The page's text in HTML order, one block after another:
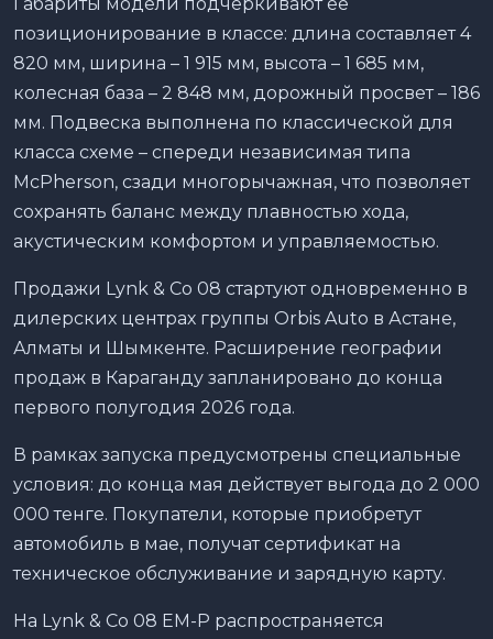
Габариты модели подчеркивают ее
позиционирование в классе: длина составляет 4
820 мм, ширина – 1 915 мм, высота – 1 685 мм,
колесная база – 2 848 мм, дорожный просвет – 186
мм. Подвеска выполнена по классической для
класса схеме – спереди независимая типа
McPherson, сзади многорычажная, что позволяет
сохранять баланс между плавностью хода,
акустическим комфортом и управляемостью.
Продажи Lynk & Co 08 стартуют одновременно в
дилерских центрах группы Orbis Auto в Астане,
Алматы и Шымкенте. Расширение географии
продаж в Караганду запланировано до конца
первого полугодия 2026 года.
В рамках запуска предусмотрены специальные
условия: до конца мая действует выгода до 2 000
000 тенге. Покупатели, которые приобретут
автомобиль в мае, получат сертификат на
техническое обслуживание и зарядную карту.
На Lynk & Co 08 EM-P распространяется